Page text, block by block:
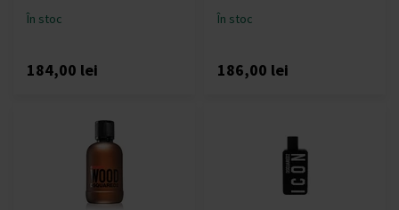
În stoc
184,00 lei
În stoc
186,00 lei